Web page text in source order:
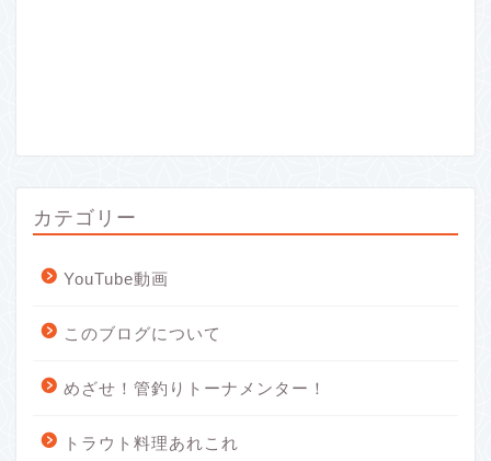
カテゴリー
YouTube動画
このブログについて
めざせ！管釣りトーナメンター！
トラウト料理あれこれ